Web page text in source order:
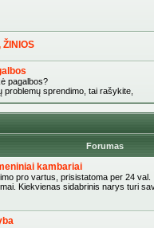
pagalbos?
sprendimo, tai rašykite,
Forumas
kambariai
pro vartus, prisistatoma per 24 val.
Kiekvienas sidabrinis narys turi